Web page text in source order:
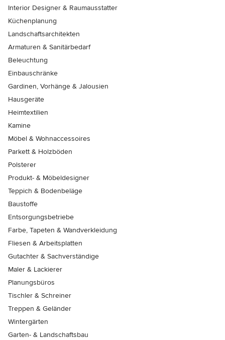
Interior Designer & Raumausstatter
Küchenplanung
Landschaftsarchitekten
Armaturen & Sanitärbedarf
Beleuchtung
Einbauschränke
Gardinen, Vorhänge & Jalousien
Hausgeräte
Heimtextilien
Kamine
Möbel & Wohnaccessoires
Parkett & Holzböden
Polsterer
Produkt- & Möbeldesigner
Teppich & Bodenbeläge
Baustoffe
Entsorgungsbetriebe
Farbe, Tapeten & Wandverkleidung
Fliesen & Arbeitsplatten
Gutachter & Sachverständige
Maler & Lackierer
Planungsbüros
Tischler & Schreiner
Treppen & Geländer
Wintergärten
Garten- & Landschaftsbau